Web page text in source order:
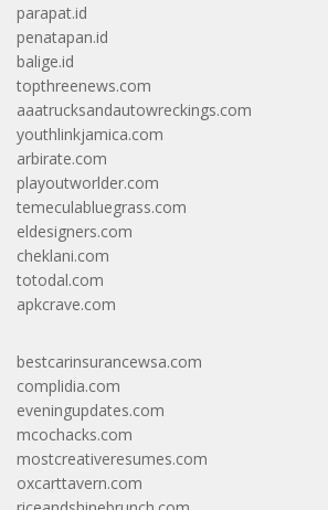
parapat.id
penatapan.id
balige.id
topthreenews.com
aaatrucksandautowreckings.com
youthlinkjamica.com
arbirate.com
playoutworlder.com
temeculabluegrass.com
eldesigners.com
cheklani.com
totodal.com
apkcrave.com
bestcarinsurancewsa.com
complidia.com
eveningupdates.com
mcochacks.com
mostcreativeresumes.com
oxcarttavern.com